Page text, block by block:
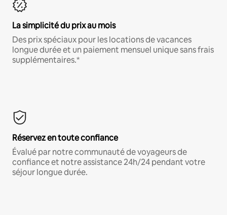
La simplicité du prix au mois
Des prix spéciaux pour les locations de vacances
longue durée et un paiement mensuel unique sans frais
supplémentaires.*
Réservez en toute confiance
Évalué par notre communauté de voyageurs de
confiance et notre assistance 24h/24 pendant votre
séjour longue durée.